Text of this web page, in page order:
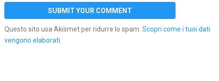
Questo sito usa Akismet per ridurre lo spam. Scopri come i tuoi dati
vengono elaborati